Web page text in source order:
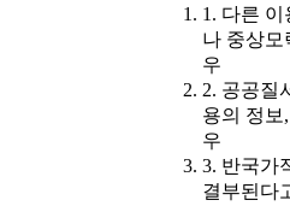
1. 다른
나 중상모
우
2. 공공질
용의 정보
우
3. 반국가
결부된다